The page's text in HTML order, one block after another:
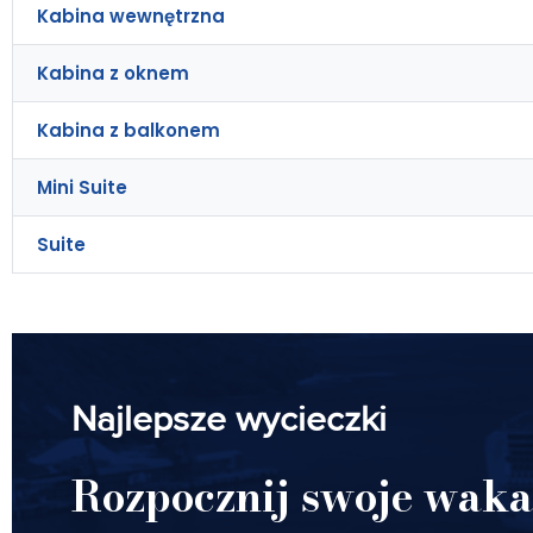
Kabina wewnętrzna
Kabina z oknem
Kabina z balkonem
Mini Suite
Suite
Najlepsze wycieczki
Rozpocznij swoje